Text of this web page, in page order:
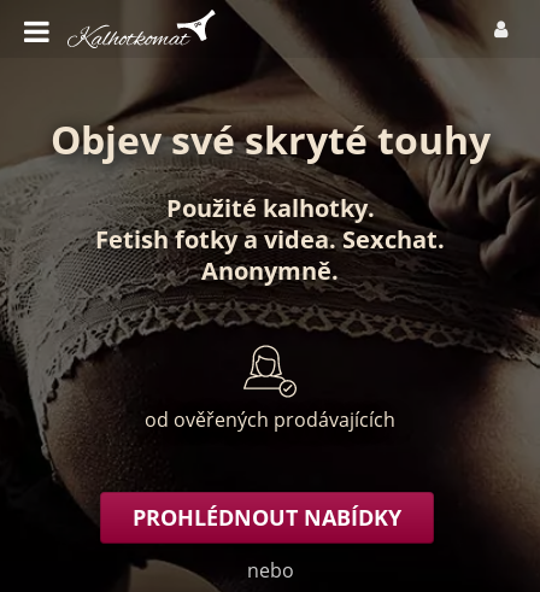
Objev své skryté touhy
Použité kalhotky.
Fetish fotkyavidea.Sexchat.
Anonymně.
od ověřených prodávajících
PROHLÉDNOUT NABÍDKY
nebo